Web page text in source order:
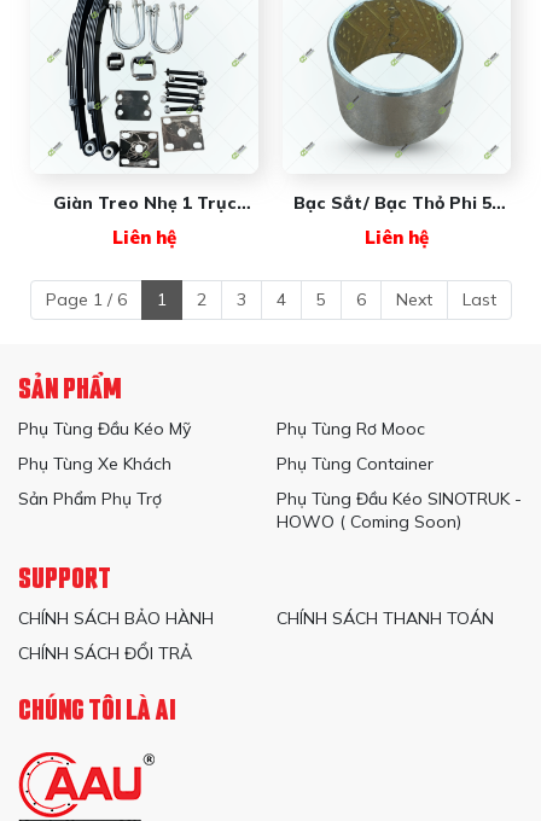
Giàn Treo Nhẹ 1 Trục
001805 New Wave
Liên hệ
Bạc Sắt/ Bạc Thỏ Phi 50
Wave
Liên hệ
Page 1 / 6 1 2 3 4 5 6 Next Last
SẢN PHẨM
Phụ Tùng Đầu Kéo Mỹ
Phụ Tùng Rơ Mooc
Phụ Tùng Xe Khách
Phụ Tùng Container
Sản Phẩm Phụ Trợ
Phụ Tùng Đầu Kéo SINOTRUK -
HOWO ( Coming Soon)
SUPPORT
CHÍNH SÁCH BẢO HÀNH
CHÍNH SÁCH THANH TOÁN
CHÍNH SÁCH ĐỔI TRẢ
CHÚNG TÔI LÀ AI